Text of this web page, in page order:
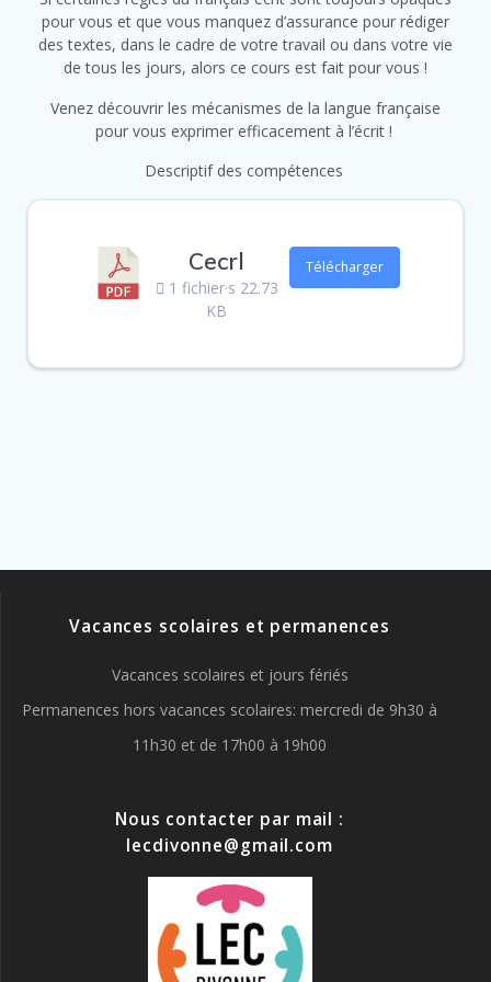
pour vous et que vous manquez d’assurance pour rédiger
des textes, dans le cadre de votre travail ou dans votre vie
de tous les jours, alors ce cours est fait pour vous !
Venez découvrir les mécanismes de la langue française
pour vous exprimer efficacement à l’écrit !
Descriptif des compétences
Cecrl
1 fichier·s 22.73
KB
Télécharger
Vacances scolaires et permanences
Vacances scolaires et jours fériés
Permanences hors vacances scolaires: mercredi de 9h30 à
11h30 et de 17h00 à 19h00
Nous contacter par mail :
lecdivonne@gmail.com